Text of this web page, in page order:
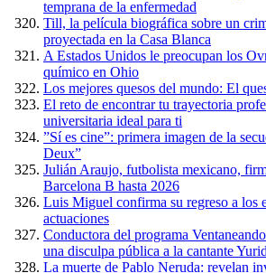
temprana de la enfermedad
Till, la película biográfica sobre un
proyectada en la Casa Blanca
A Estados Unidos le preocupan los
químico en Ohio
Los mejores quesos del mundo: El
El reto de encontrar tu trayectoria
universitaria ideal para ti
”Sí es cine”: primera imagen de la
Deux”
Julián Araujo, futbolista mexicano,
Barcelona B hasta 2026
Luis Miguel confirma su regreso a los
actuaciones
Conductora del programa
una disculpa pública a la cantante
La muerte de Pablo Neruda: revelan